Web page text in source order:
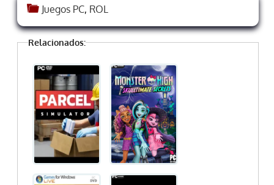
Juegos PC, ROL
Relacionados: